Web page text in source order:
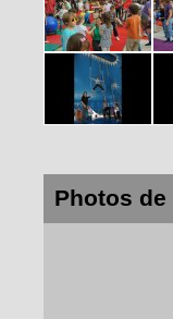
Photos de